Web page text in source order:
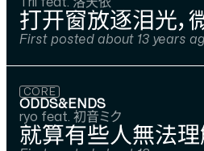
打开窗放逐泪光，
First posted about 13 years
ODDS&ENDS
ryo feat. 初音ミク
CORE
就算有些人無法理